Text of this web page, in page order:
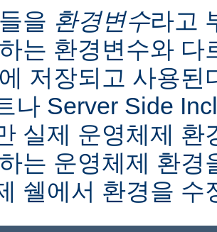
을 환경변수라고
는 환경변수와 다
저장되고 사용된
나 Server Side
실제 운영체제 환
는 운영체제 환경
쉘에서 환경을 수